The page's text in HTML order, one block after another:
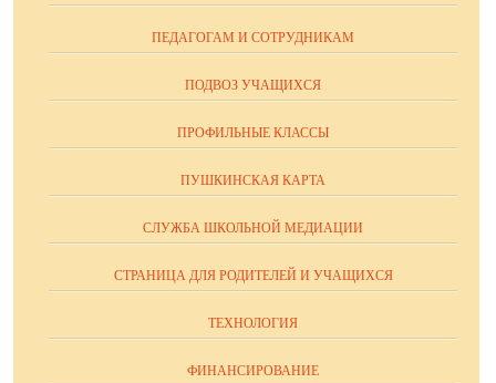
ПЕДАГОГАМ И СОТРУДНИКАМ
ПОДВОЗ УЧАЩИХСЯ
ПРОФИЛЬНЫЕ КЛАССЫ
ПУШКИНСКАЯ КАРТА
СЛУЖБА ШКОЛЬНОЙ МЕДИАЦИИ
СТРАНИЦА ДЛЯ РОДИТЕЛЕЙ И УЧАЩИХСЯ
ТЕХНОЛОГИЯ
ФИНАНСИРОВАНИЕ